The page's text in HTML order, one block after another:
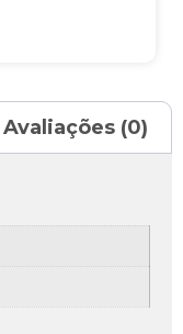
Avaliações (0)